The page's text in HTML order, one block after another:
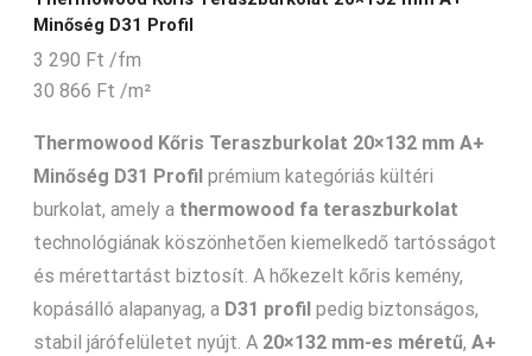
Minőség D31 Profil
3 290 Ft /fm
30 866 Ft /m²
Thermowood Kőris Teraszburkolat 20×132 mm A+
Minőség D31 Profil prémium kategóriás kültéri
burkolat, amely a thermowood fa teraszburkolat
technológiának köszönhetően kiemelkedő tartósságot
és mérettartást biztosít. A hőkezelt kőris kemény,
kopásálló alapanyag, a D31 profil pedig biztonságos,
stabil járófelületet nyújt. A 20×132 mm-es méretű, A+